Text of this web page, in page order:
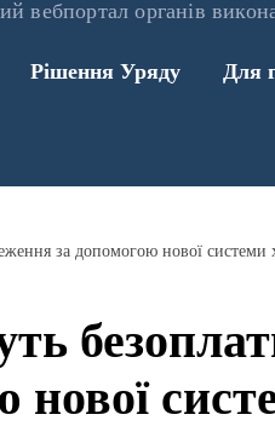
вебпортал органів
Рішення Уряду Для
за допомогою нової системи
нової